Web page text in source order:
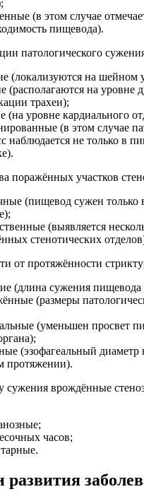
(в этом случае
пищевода).
патологического
(локализуются на шейном
(располагаются на уровне
трахеи);
(на уровне кардиального
(в этом случае
наблюдается не только в
поражённых участков
(пищевод сужен только
(выявляется
стенотических
от протяжённости
(длина сужения пищевода
(размеры
(уменьшен просвет
(эзофагеальный диаметр
протяжении).
сужения врождённые
часов;
развития